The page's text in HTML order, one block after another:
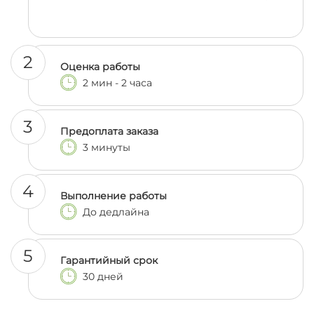
2
Оценка работы
2 мин - 2 часа
3
Предоплата заказа
3 минуты
4
Выполнение работы
До дедлайна
5
Гарантийный срок
30 дней